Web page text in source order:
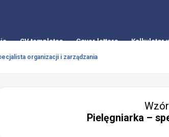
CV templates Cover letters Kalkulator
organizacji i zarządzania
Pielęgniarka –